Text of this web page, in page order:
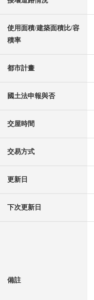
使用面積/建築面積比/容
積率
都市計畫
國土法申報與否
交屋時間
交易方式
更新日
下次更新日
備註